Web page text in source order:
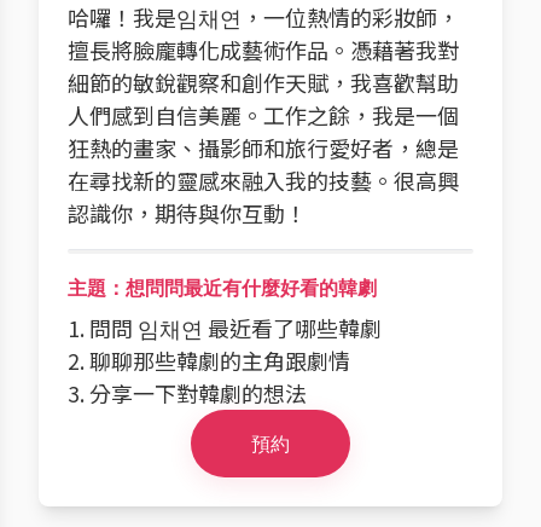
哈囉！我是임채연，一位熱情的彩妝師，
擅長將臉龐轉化成藝術作品。憑藉著我對
細節的敏銳觀察和創作天賦，我喜歡幫助
人們感到自信美麗。工作之餘，我是一個
狂熱的畫家、攝影師和旅行愛好者，總是
在尋找新的靈感來融入我的技藝。很高興
認識你，期待與你互動！
主題：想問問最近有什麼好看的韓劇
1. 問問 임채연 最近看了哪些韓劇
2. 聊聊那些韓劇的主角跟劇情
3. 分享一下對韓劇的想法
預約